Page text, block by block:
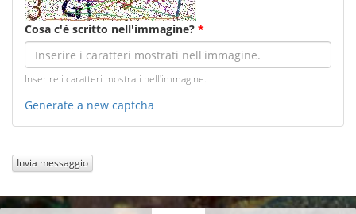
Cosa c'è scritto nell'immagine? *
Inserire i caratteri mostrati nell'immagine.
Generate a new captcha
Invia messaggio